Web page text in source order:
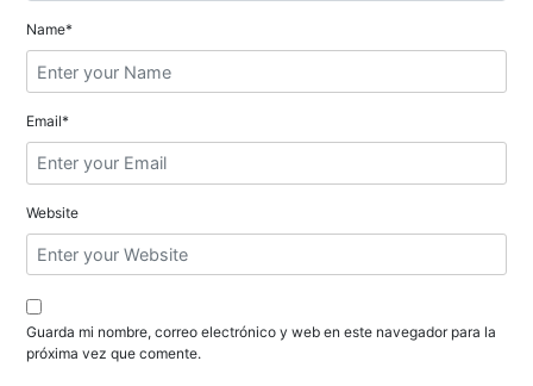
e
n
t
r
a
d
a
s
Name*
Email*
Website
Guarda mi nombre, correo electrónico y web en este navegador para la
próxima vez que comente.